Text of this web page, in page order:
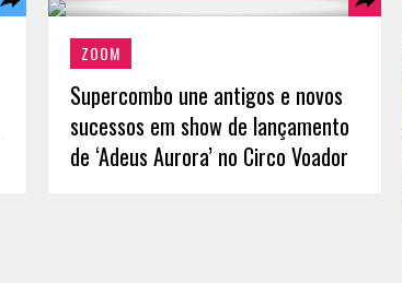
ZOOM
Supercombo une antigos e novos
sucessos em show de lançamento
de ‘Adeus Aurora’ no Circo Voador